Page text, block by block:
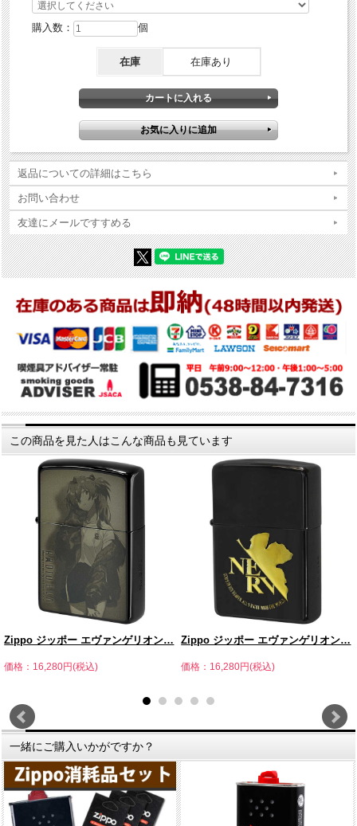
購入数： 個
在庫 在庫あり
返品についての詳細はこちら
お問い合わせ
友達にメールですすめる
この商品を見た人はこんな商品も見ています
Zippo ジッポー エヴァンゲリオン…
価格：16,280円(税込)
Zippo ジッポー エヴァンゲリオン…
価格：16,280円(税込)
一緒にご購入いかがですか？